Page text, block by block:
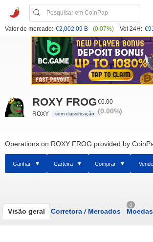
Valor de mercado: €2,002.09 B (0.07%) Vol 24H:
ROXY FROG
ROXY sem classificação
€0.00
(0.00%)
Operations on ROXY FROG provided by
Ganhar Carteira Comprar
Visão geral Corretora /Mercados
0